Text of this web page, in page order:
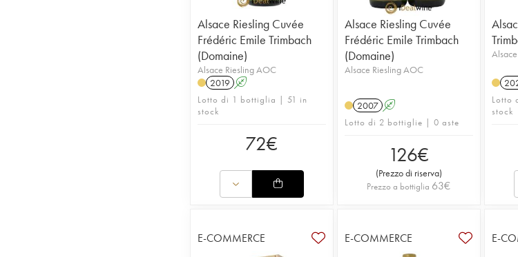
Alsace Riesling Cuvée
Frédéric Emile Trimbach
(Domaine)
Alsace Riesling AOC
2019 A
Lotto di 1 bottiglia | 51 in
stock
72€
Alsace Riesling Cuvée
Frédéric Emile Trimbach
(Domaine)
Alsace Riesling AOC
2007 A
Lotto di 2 bottiglie | 0 aste
126€
(Prezzo di riserva)
Prezzo a bottiglia 63€
Lotto
stock
E-COMMERCE E-COMMERCE E-